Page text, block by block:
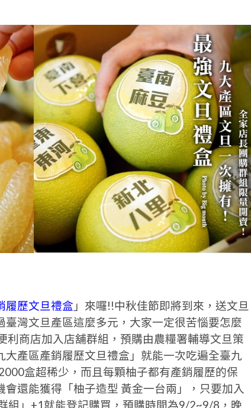
履歷文旦禮盒 」來囉!!中秋佳節即將到來，送文旦
灣文旦產區這麼多元，大家一定很苦惱要怎麼
利商店加入店舖群組，預購由農糧署輔導文旦策
產區產銷履歷文旦禮盒」就能一次吃遍全臺九
盒超稀少，而且每顆柚子都有產銷履歷的保
還能獲得「柚子造型 黃金一台兩」，只要加入
組」+1就能登記購買，預購時間為9/2~9/8，晚